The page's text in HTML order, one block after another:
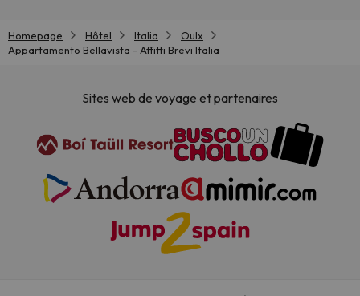
Homepage Hôtel Italia
Oulx
Appartamento Bellavista - Affitti Brevi Italia
Sites web de voyage et partenaires